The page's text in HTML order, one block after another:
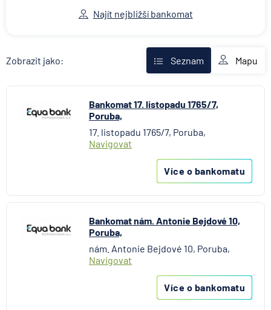
Československá obchodní banka
Fio banka
mBank
MONETA Money Bank
Oberbank AG
Raiffeisenbank
Najít nejbližší bankomat
Zobrazit jako: Seznam Mapu
Bankomat 17. listopadu 1765/7,
Poruba,
17. listopadu 1765/7, Poruba,
Navigovat
Více o bankomatu
Bankomat nám. Antonie Bejdové 10,
Poruba,
nám. Antonie Bejdové 10, Poruba,
Navigovat
Více o bankomatu